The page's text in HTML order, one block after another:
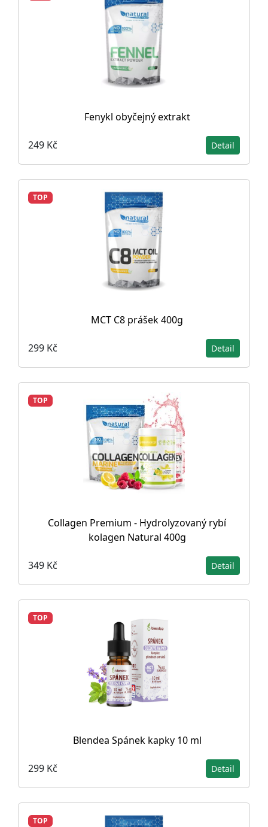
Fenykl obyčejný extrakt
249 Kč Detail
TOP
MCT C8 prášek 400g
299 Kč Detail
TOP
Collagen Premium - Hydrolyzovaný rybí
kolagen Natural 400g
349 Kč Detail
TOP
Blendea Spánek kapky 10 ml
299 Kč Detail
TOP